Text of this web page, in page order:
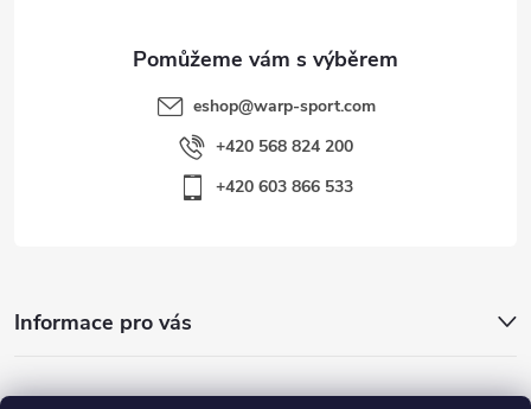
eshop@warp-sport.com
+420 568 824 200
+420 603 866 533
Informace pro vás